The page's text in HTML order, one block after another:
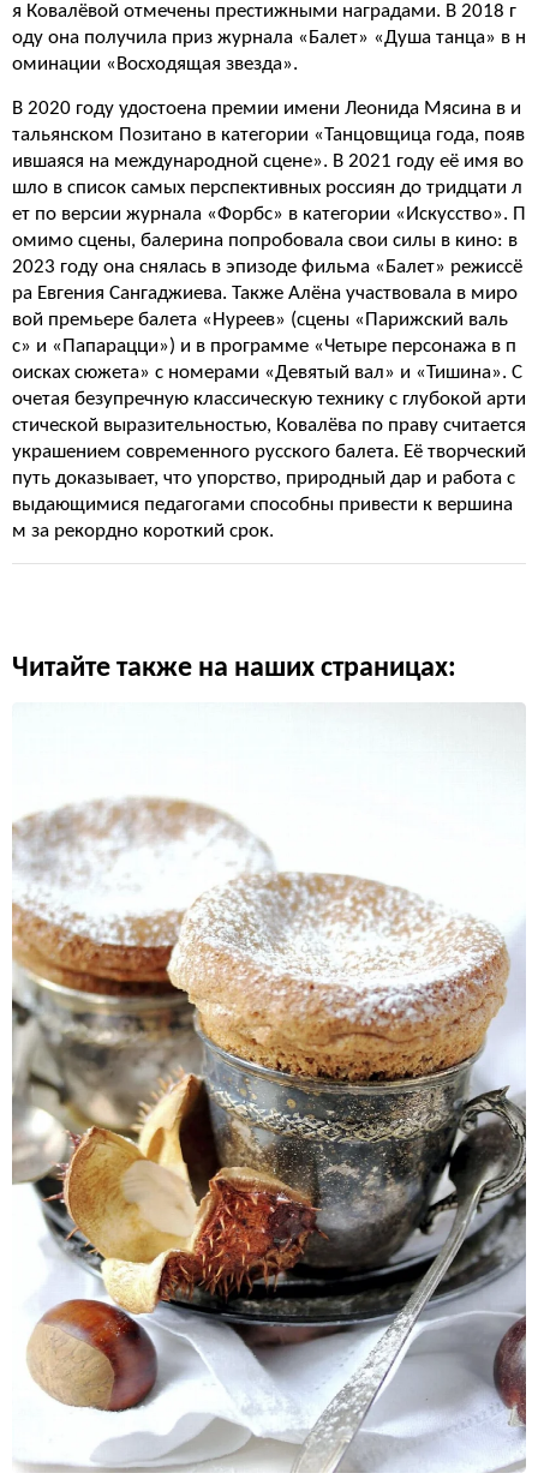
я Ковалёвой отмечены престижными наградами. В 2018 г
оду она получила приз журнала «Балет» «Душа танца» в н
оминации «Восходящая звезда».
В 2020 году удостоена премии имени Леонида Мясина в и
тальянском Позитано в категории «Танцовщица года, появ
ившаяся на международной сцене». В 2021 году её имя во
шло в список самых перспективных россиян до тридцати л
ет по версии журнала «Форбс» в категории «Искусство». П
омимо сцены, балерина попробовала свои силы в кино: в
2023 году она снялась в эпизоде фильма «Балет» режиссё
ра Евгения Сангаджиева. Также Алёна участвовала в миро
вой премьере балета «Нуреев» (сцены «Парижский валь
с» и «Папарацци») и в программе «Четыре персонажа в п
оисках сюжета» с номерами «Девятый вал» и «Тишина». С
очетая безупречную классическую технику с глубокой арти
стической выразительностью, Ковалёва по праву считается
украшением современного русского балета. Её творческий
путь доказывает, что упорство, природный дар и работа с
выдающимися педагогами способны привести к вершина
м за рекордно короткий срок.
Читайте также на наших страницах: